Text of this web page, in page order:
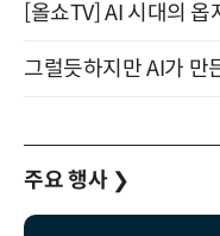
주요 행사 ❯